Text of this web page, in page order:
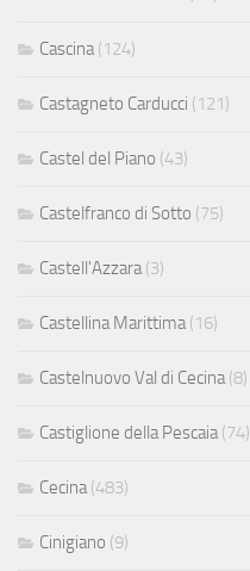
Cascina (124)
Castagneto Carducci (121)
Castel del Piano (43)
Castelfranco di Sotto (75)
Castell'Azzara (3)
Castellina Marittima (16)
Castelnuovo Val di Cecina (8)
Castiglione della Pescaia (74)
Cecina (483)
Cinigiano (9)